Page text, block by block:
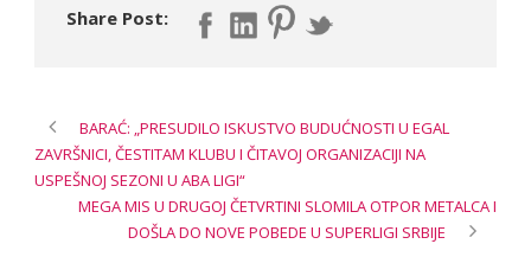
Share Post:
BARAĆ: „PRESUDILO ISKUSTVO BUDUĆNOSTI U EGAL
ZAVRŠNICI, ČESTITAM KLUBU I ČITAVOJ ORGANIZACIJI NA
USPEŠNOJ SEZONI U ABA LIGI“
MEGA MIS U DRUGOJ ČETVRTINI SLOMILA OTPOR METALCA I
DOŠLA DO NOVE POBEDE U SUPERLIGI SRBIJE